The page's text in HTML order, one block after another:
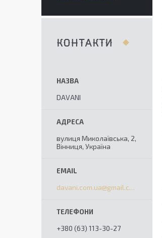
КОНТАКТИ
DAVANI
вулиця Миколаївська, 2,
Вінниця, Україна
davani.com.ua@gmail.com
+380 (63) 113-30-27